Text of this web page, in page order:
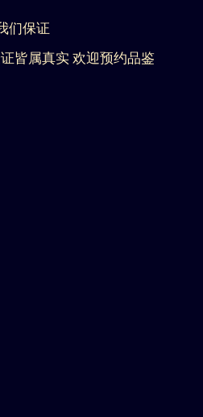
们保证
皆属真实 欢迎预约品鉴